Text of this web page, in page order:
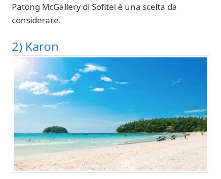
Patong McGallery di Sofitel è una scelta da
considerare.
2) Karon